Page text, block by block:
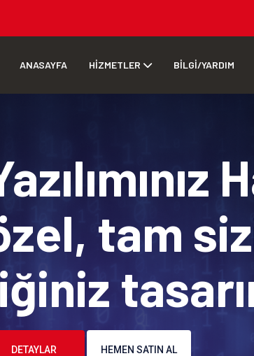
ANASAYFA HİZMETLER BİLGİ/YARDIM
tam
DETAYLAR HEMEN SATIN AL